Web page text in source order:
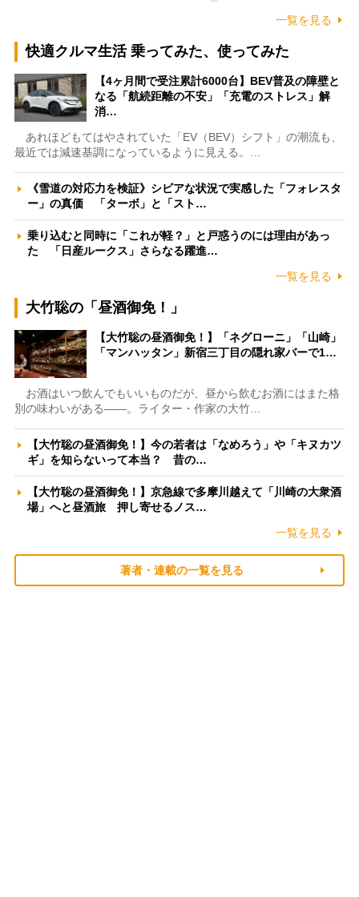
一覧を見る
快適クルマ生活 乗ってみた、使ってみた
【4ヶ月間で受注累計6000台】BEV普及の障壁と
なる「航続距離の不安」「充電のストレス」解
消…
あれほどもてはやされていた「EV（BEV）シフト」の潮流も、
最近では減速基調になっているように見える。…
《雪道の対応力を検証》シビアな状況で実感した「フォレスタ
ー」の真価 「ターボ」と「スト…
乗り込むと同時に「これが軽？」と戸惑うのには理由があっ
た 「日産ルークス」さらなる躍進…
一覧を見る
大竹聡の「昼酒御免！」
【大竹聡の昼酒御免！】「ネグローニ」「山崎」
「マンハッタン」新宿三丁目の隠れ家バーで1…
お酒はいつ飲んでもいいものだが、昼から飲むお酒にはまた格
別の味わいがある――。ライター・作家の大竹…
【大竹聡の昼酒御免！】今の若者は「なめろう」や「キヌカツ
ギ」を知らないって本当？ 昔の…
【大竹聡の昼酒御免！】京急線で多摩川越えて「川崎の大衆酒
場」へと昼酒旅 押し寄せるノス…
一覧を見る
著者・連載の一覧を見る